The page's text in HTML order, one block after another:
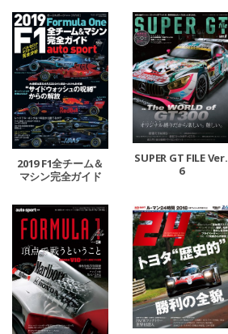
2019 F1全チーム＆
マシン完全ガイド
SUPER GT FILE Ver.
6